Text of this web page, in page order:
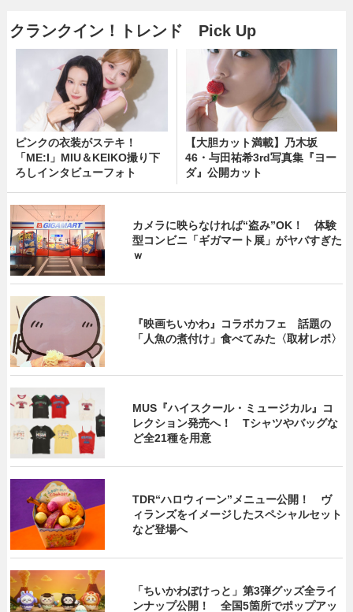
クランクイン！トレンド Pick Up
ピンクの衣装がステキ！
「ME:I」MIU＆KEIKO撮り下
ろしインタビューフォト
【大胆カット満載】乃木坂
46・与田祐希3rd写真集『ヨー
ダ』公開カット
カメラに映らなければ“盗み”OK！ 体験
型コンビニ「ギガマート展」がヤバすぎた
ｗ
『映画ちいかわ』コラボカフェ 話題の
「人魚の煮付け」食べてみた〈取材レポ〉
MUS『ハイスクール・ミュージカル』コ
レクション発売へ！ Tシャツやバッグな
ど全21種を用意
TDR“ハロウィーン”メニュー公開！ ヴ
ィランズをイメージしたスペシャルセット
など登場へ
「ちいかわぽけっと」第3弾グッズ全ライ
ンナップ公開！ 全国5箇所でポップアッ